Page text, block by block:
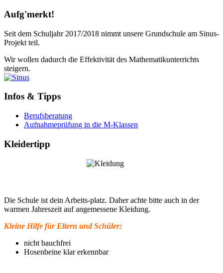
Aufg'merkt!
Seit dem Schuljahr 2017/2018 nimmt unsere Grundschule am Sinus-
Projekt teil.
Wir wollen dadurch die Effektivität des Mathematikunterrichts
steigern.
Infos & Tipps
Berufsberatung
Aufnahmeprüfung in die M-Klassen
Kleidertipp
Die Schule ist dein Arbeits-platz. Daher achte bitte auch in der
warmen Jahreszeit auf angemessene Kleidung.
Kleine Hilfe für Eltern und Schüler:
nicht bauchfrei
Hosenbeine klar erkennbar